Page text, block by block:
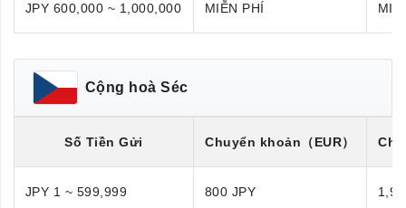
JPY 600,000 ~ 1,000,000 MIỄN PHÍ
Cộng hoà Séc
Số Tiền Gửi Chuyển khoản （EUR）
JPY 1 ~ 599,999 800 JPY